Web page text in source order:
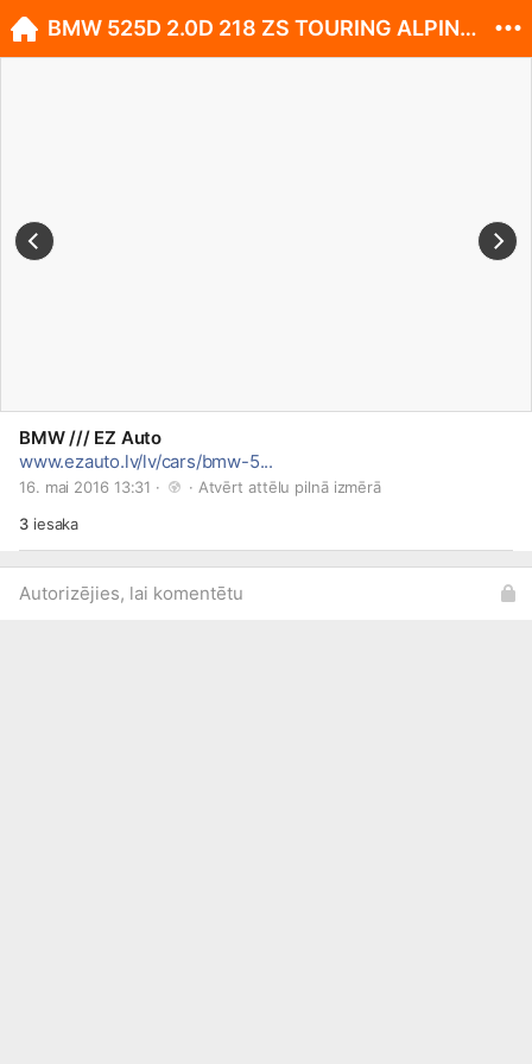
BMW /// EZ Auto
www.ezauto.lv/lv/cars/bmw-5...
16. mai 2016 13:31 · · Atvērt attēlu pilnā izmērā
3iesaka
Autorizējies, lai komentētu
BMW 525D 2.0D 218 ZS TOURING ALPINWEISS 3